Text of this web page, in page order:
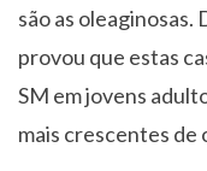
são as
provou que estas
SM em jovens
mais crescentes de